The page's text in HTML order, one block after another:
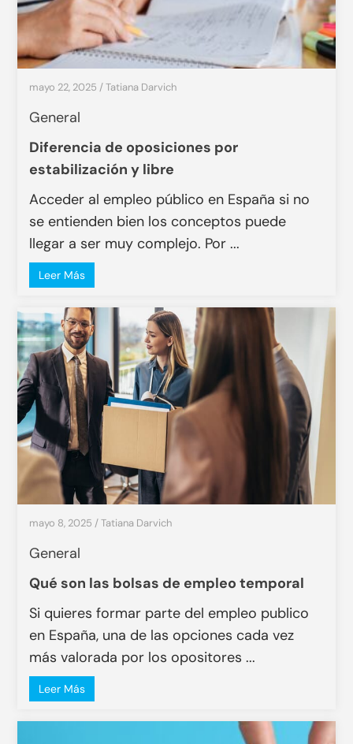
mayo 22, 2025 /Tatiana Darvich
General
Diferencia de oposiciones por
estabilización y libre
Acceder al empleo público en España si no
se entienden bien los conceptos puede
llegar a ser muy complejo. Por ...
Leer Más
mayo 8, 2025 /Tatiana Darvich
General
Qué son las bolsas de empleo temporal
Si quieres formar parte del empleo publico
en España, una de las opciones cada vez
más valorada por los opositores ...
Leer Más